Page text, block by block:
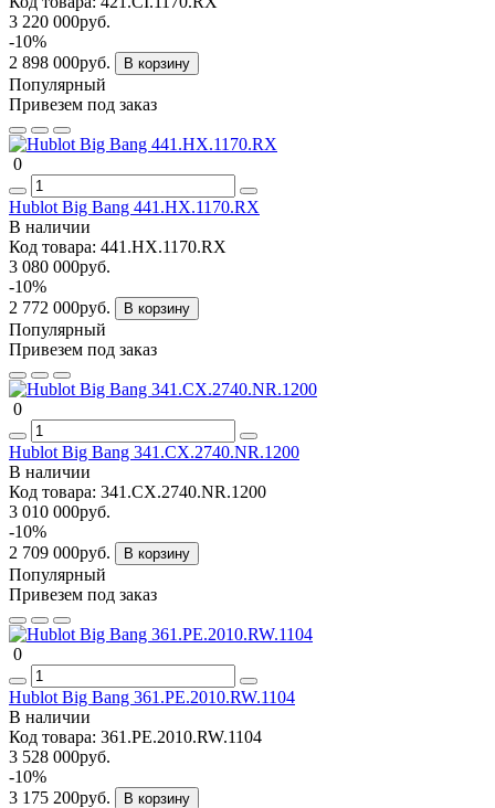
3 220 000руб.
-10%
2 898 000руб.
В корзину
Популярный
Привезем под заказ
0
Hublot Big Bang 441.HX.1170.RX
В наличии
Код товара: 441.HX.1170.RX
3 080 000руб.
-10%
2 772 000руб.
В корзину
Популярный
Привезем под заказ
0
Hublot Big Bang 341.CX.2740.NR.1200
В наличии
Код товара: 341.CX.2740.NR.1200
3 010 000руб.
-10%
2 709 000руб.
В корзину
Популярный
Привезем под заказ
0
Hublot Big Bang 361.PE.2010.RW.1104
В наличии
Код товара: 361.PE.2010.RW.1104
3 528 000руб.
-10%
3 175 200руб.
В корзину